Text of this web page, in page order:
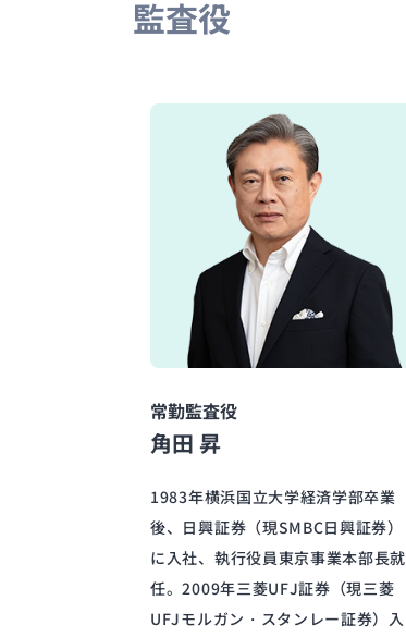
監査役
常勤監査役
角田 昇
1983年横浜国立大学経済学部卒業
後、日興証券（現SMBC日興証券）
に入社、執行役員東京事業本部長就
任。2009年三菱UFJ証券（現三菱
UFJモルガン・スタンレー証券）入